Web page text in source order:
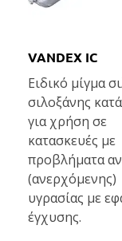
VANDEX IC
Ειδικό μίγμα
σιλοξάνης
για χρήση σε
κατασκευές με
προβλήματα
(ανερχόμενης)
υγρασίας με
έγχυσης.